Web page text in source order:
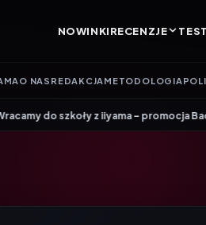
NOWINKIRECENZJE
O NAS REDAKCJA METODOLOGIA
z iiyama – promocja Back to School na